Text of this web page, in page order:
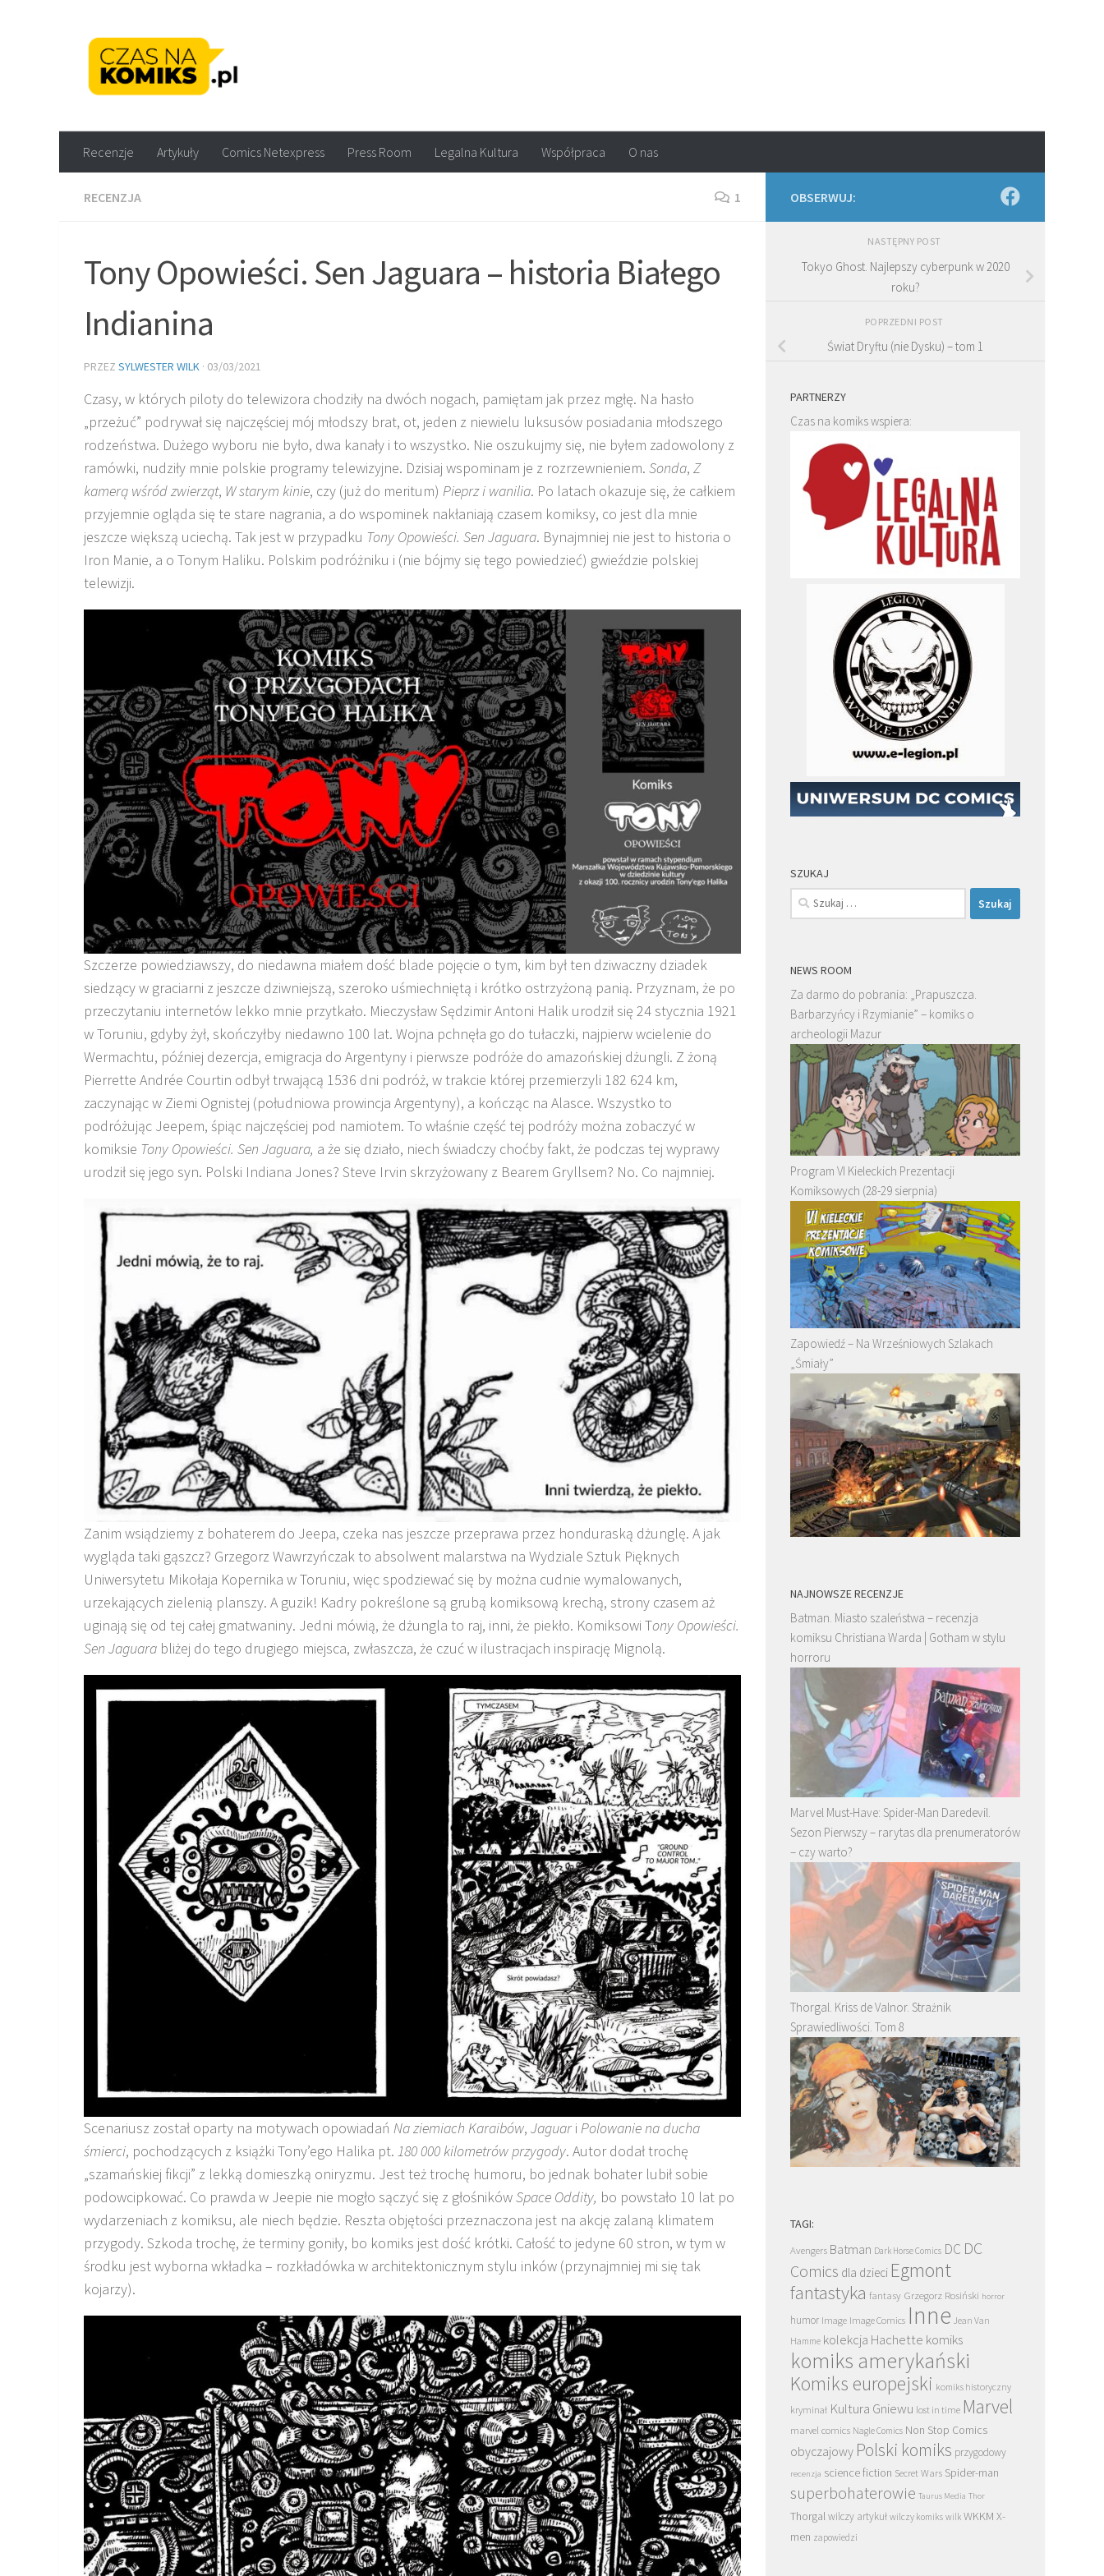
Recenzje Artykuły Comics Netexpress Press Room Legalna Kultura Współpraca O nas
RECENZJA 1
Tony Opowieści. Sen Jaguara – historia Białego
Indianina
PRZEZ SYLWESTER WILK · 03/03/2021
Czasy, w których piloty do telewizora chodziły na dwóch nogach, pamiętam jak przez mgłę. Na hasło
„przeżuć” podrywał się najczęściej mój młodszy brat, ot, jeden z niewielu luksusów posiadania młodszego
rodzeństwa. Dużego wyboru nie było, dwa kanały i to wszystko. Nie oszukujmy się, nie byłem zadowolony z
ramówki, nudziły mnie polskie programy telewizyjne. Dzisiaj wspominam je z rozrzewnieniem. Sonda, Z
kamerą wśród zwierząt, W starym kinie, czy (już do meritum) Pieprz i wanilia. Po latach okazuje się, że całkiem
przyjemnie ogląda się te stare nagrania, a do wspominek nakłaniają czasem komiksy, co jest dla mnie
jeszcze większą uciechą. Tak jest w przypadku Tony Opowieści. Sen Jaguara. Bynajmniej nie jest to historia o
Iron Manie, a o Tonym Haliku. Polskim podróżniku i (nie bójmy się tego powiedzieć) gwieździe polskiej
telewizji.
Szczerze powiedziawszy, do niedawna miałem dość blade pojęcie o tym, kim był ten dziwaczny dziadek
siedzący w graciarni z jeszcze dziwniejszą, szeroko uśmiechniętą i krótko ostrzyżoną panią. Przyznam, że po
przeczytaniu internetów lekko mnie przytkało. Mieczysław Sędzimir Antoni Halik urodził się 24 stycznia 1921
w Toruniu, gdyby żył, skończyłby niedawno 100 lat. Wojna pchnęła go do tułaczki, najpierw wcielenie do
Wermachtu, później dezercja, emigracja do Argentyny i pierwsze podróże do amazońskiej dżungli. Z żoną
Pierrette Andrée Courtin odbył trwającą 1536 dni podróż, w trakcie której przemierzyli 182 624 km,
zaczynając w Ziemi Ognistej (południowa prowincja Argentyny), a kończąc na Alasce. Wszystko to
podróżując Jeepem, śpiąc najczęściej pod namiotem. To właśnie część tej podróży można zobaczyć w
komiksie Tony Opowieści. Sen Jaguara, a że się działo, niech świadczy choćby fakt, że podczas tej wyprawy
urodził się jego syn. Polski Indiana Jones? Steve Irvin skrzyżowany z Bearem Gryllsem? No. Co najmniej.
Zanim wsiądziemy z bohaterem do Jeepa, czeka nas jeszcze przeprawa przez honduraską dżunglę. A jak
wygląda taki gąszcz? Grzegorz Wawrzyńczak to absolwent malarstwa na Wydziale Sztuk Pięknych
Uniwersytetu Mikołaja Kopernika w Toruniu, więc spodziewać się by można cudnie wymalowanych,
urzekających zielenią planszy. A guzik! Kadry pokreślone są grubą komiksową krechą, strony czasem aż
uginają się od tej całej gmatwaniny. Jedni mówią, że dżungla to raj, inni, że piekło. Komiksowi Tony Opowieści.
Sen Jaguara bliżej do tego drugiego miejsca, zwłaszcza, że czuć w ilustracjach inspirację Mignolą.
Scenariusz został oparty na motywach opowiadań Na ziemiach Karaibów, Jaguari Polowanie na ducha
śmierci, pochodzących z książki Tony’ego Halika pt. 180 000 kilometrów przygody. Autor dodał trochę
„szamańskiej fikcji” z lekką domieszką oniryzmu. Jest też trochę humoru, bo jednak bohater lubił sobie
podowcipkować. Co prawda w Jeepie nie mogło sączyć się z głośnikówSpace Oddity, bo powstało 10 lat po
wydarzeniach z komiksu, ale niech będzie. Reszta objętości przeznaczona jest na akcję zalaną klimatem
przygody. Szkoda trochę, że terminy goniły, bo komiks jest dość krótki. Całość to jedyne 60 stron, w tym w
środku jest wyborna wkładka – rozkładówka w architektonicznym stylu inków (przynajmniej mi się tak
kojarzy).
OBSERWUJ:
NASTĘPNY POST
Tokyo Ghost. Najlepszy cyberpunk w 2020
roku?
POPRZEDNI POST
Świat Dryftu (nie Dysku) – tom 1
PARTNERZY
Czas na komiks wspiera:
SZUKAJ
Szukaj:
NEWS ROOM
Za darmo do pobrania: „Prapuszcza.
Barbarzyńcy i Rzymianie” – komiks o
archeologii Mazur
Program VI Kieleckich Prezentacji
Komiksowych (28-29 sierpnia)
Zapowiedź – Na Wrześniowych Szlakach
„Śmiały”
NAJNOWSZE RECENZJE
Batman. Miasto szaleństwa – recenzja
komiksu Christiana Warda | Gotham w stylu
horroru
Marvel Must-Have: Spider-Man Daredevil.
Sezon Pierwszy – rarytas dla prenumeratorów
– czy warto?
Thorgal. Kriss de Valnor. Strażnik
Sprawiedliwości. Tom 8
TAGI:
Avengers Batman Dark Horse Comics DC DC
Comics dla dzieci Egmont
fantastyka fantasy Grzegorz Rosiński horror
humor Image Image Comics Inne Jean Van
Hamme kolekcja Hachette komiks
komiks amerykański
Komiks europejski komiks historyczny
kryminał Kultura Gniewu lost in time Marvel
marvel comics Nagle Comics Non Stop Comics
obyczajowy Polski komiks przygodowy
recenzja science fiction Secret Wars Spider-man
superbohaterowie Taurus Media Thor
Thorgalwilczy artykuł wilczy komiks wilk WKKM X-
men zapowiedzi